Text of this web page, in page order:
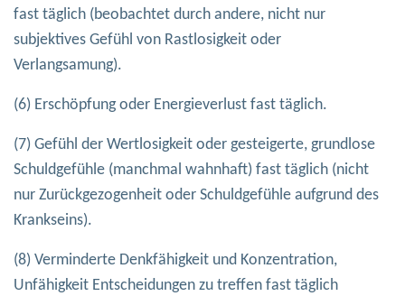
fast täglich (beobachtet durch andere, nicht nur
subjektives Gefühl von Rastlosigkeit oder
Verlangsamung).
(6) Erschöpfung oder Energieverlust fast täglich.
(7) Gefühl der Wertlosigkeit oder gesteigerte, grundlose
Schuldgefühle (manchmal wahnhaft) fast täglich (nicht
nur Zurückgezogenheit oder Schuldgefühle aufgrund des
Krankseins).
(8) Verminderte Denkfähigkeit und Konzentration,
Unfähigkeit Entscheidungen zu treffen fast täglich